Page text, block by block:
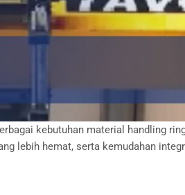
kebutuhan material handling
lebih hemat, serta kemudahan